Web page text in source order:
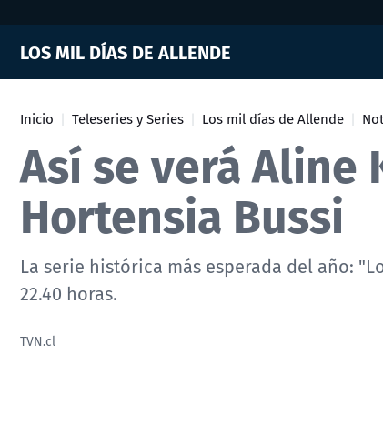
LOS MIL DÍAS DE ALLENDE
Inicio Teleseries y Series Los mil días de Allende
Así se verá Aline
Hortensia Bussi
La serie histórica más esperada del año:
22.40 horas.
TVN.cl